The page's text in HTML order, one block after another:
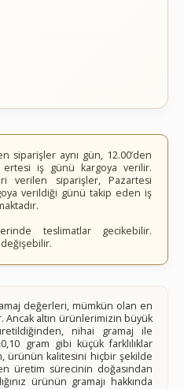
siparişler aynı gün, 12.00’den
iş günü kargoya verilir.
verilen siparişler, Pazartesi
verildiği günü takip eden iş
teslimatlar gecikebilir.
değerleri, mümkün olan en
Ancak altın ürünlerimizin büyük
nihai gramaj ile
gram gibi küçük farklılıklar
ürünün kalitesini hiçbir şekilde
üretim sürecinin doğasından
ürünün gramajı hakkında